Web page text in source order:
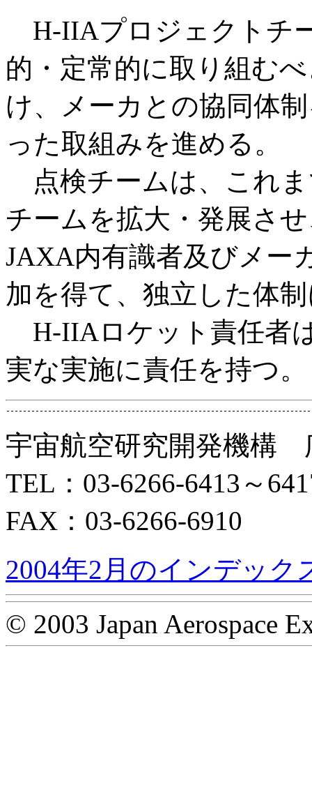
H-IIAプロジェクトチ
的・定常的に取り組む
け、メーカとの協同体
った取組みを進める。
点検チームは、これ
チームを拡大・発展さ
JAXA内有識者及びメー
加を得て、独立した体
H-IIAロケット責任者
実な実施に責任を持つ。
宇宙航空研究開発機構
TEL：03-6266-6413～
FAX：03-6266-6910
2004年2月のインデック
© 2003 Japan Aerospace